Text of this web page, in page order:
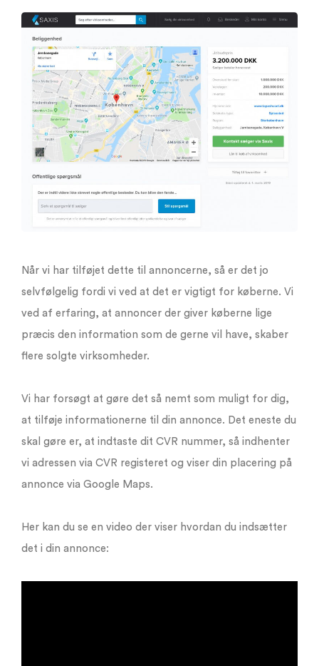
Når vi har tilføjet dette til annoncerne, så er det jo
selvfølgelig fordi vi ved at det er vigtigt for køberne. Vi
ved af erfaring, at annoncer der giver køberne lige
præcis den information som de gerne vil have, skaber
flere solgte virksomheder.
Vi har forsøgt at gøre det så nemt som muligt for dig,
at tilføje informationerne til din annonce. Det eneste du
skal gøre er, at indtaste dit CVR nummer, så indhenter
vi adressen via CVR registeret og viser din placering på
annonce via Google Maps.
Her kan du se en video der viser hvordan du indsætter
det i din annonce: